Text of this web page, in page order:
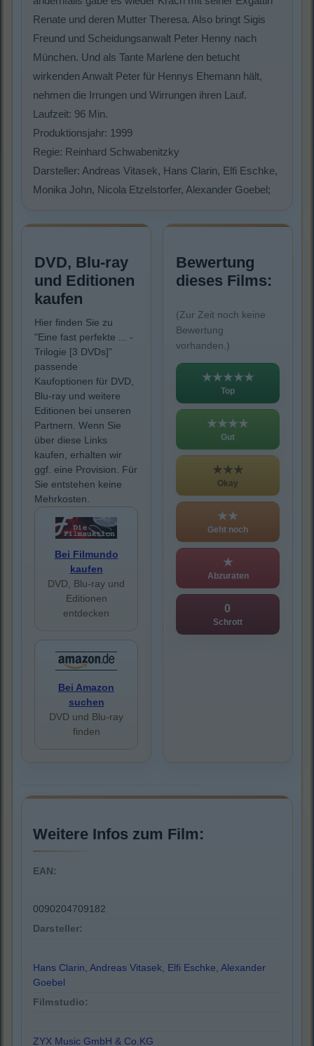
Renate und deren Mutter Theresa. Also bringt Sigis
Freund und Scheidungsanwalt Peter Henny nach
München. Und als Tante Marlene den betucht
wirkenden Anwalt Peter für Hennys Ehemann hält,
nehmen die Irrungen und Wirrungen ihren Lauf.
Laufzeit: 96 Min.
Produktionsjahr: 1999
Regie: Reinhard Schwabenitzky
Darsteller: Andreas Vitasek, Hans Clarin, Elfi Eschke,
Monika John, Nicola Etzelstorfer, Alexander Goebel;
DVD, Blu-ray
und Editionen
kaufen
Hier finden Sie zu
"Eine fast perfekte ... -
Trilogie [3 DVDs]"
passende
Kaufoptionen für DVD,
Blu-ray und weitere
Editionen bei unseren
Partnern. Wenn Sie
über diese Links
kaufen, erhalten wir
ggf. eine Provision. Für
Sie entstehen keine
Mehrkosten.
Bei Filmundo
kaufen
DVD, Blu-ray und
Editionen
entdecken
Bei Amazon
suchen
DVD und Blu-ray
finden
Bewertung
dieses Films:
(Zur Zeit noch keine
Bewertung
vorhanden.)
★★★★★
Top
★★★★
Gut
★★★
Okay
★★
Geht noch
★
Abzuraten
0
Schrott
Weitere Infos zum Film:
EAN:
0090204709182
Darsteller:
Hans Clarin, Andreas Vitasek, Elfi Eschke, Alexander
Goebel
Filmstudio:
ZYX Music GmbH & Co.KG